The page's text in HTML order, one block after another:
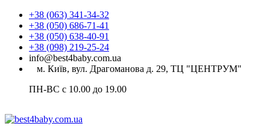
+38 (063) 341-34-32
+38 (050) 686-71-41
+38 (050) 638-40-91
+38 (098) 219-25-24
info@best4baby.com.ua
м. Київ, вул. Драгоманова д. 29, ТЦ "ЦЕНТРУМ"
ПН-ВС с 10.00 до 19.00